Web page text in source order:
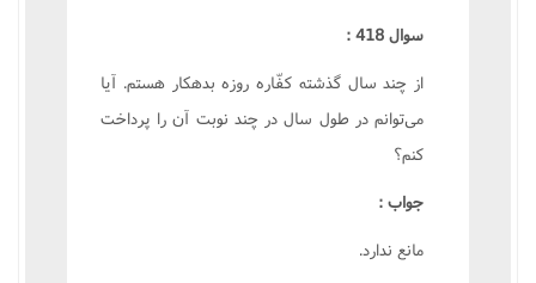
سوال 418 :
از چند سال گذشته کفّاره روزه بدهکار هستم. آيا
مى‌توانم در طول سال در چند نوبت آن را پرداخت
کنم؟
جواب :
مانع ندارد.